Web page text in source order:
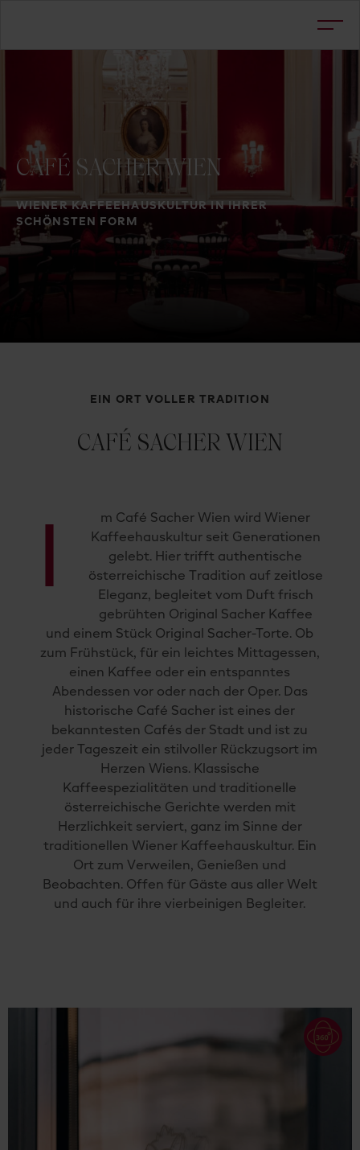
WIENER KAFFEEHAUSKULTUR IN IHRER
SCHÖNSTEN FORM
CAFÉ SACHER WIEN
EIN ORT VOLLER TRADITION
CAFÉ SACHER WIEN
I
m Café Sacher Wien wird Wiener
Kaffeehauskultur seit Generationen
gelebt. Hier trifft authentische
österreichische Tradition auf zeitlose
Eleganz, begleitet vom Duft frisch
gebrühten Original Sacher Kaffee
und einem Stück Original Sacher-Torte. Ob
zum Frühstück, für ein leichtes Mittagessen,
einen Kaffee oder ein entspanntes
Abendessen vor oder nach der Oper. Das
historische Café Sacher ist eines der
bekanntesten Cafés der Stadt und ist zu
jeder Tageszeit ein stilvoller Rückzugsort im
Herzen Wiens. Klassische
Kaffeespezialitäten und traditionelle
österreichische Gerichte werden mit
Herzlichkeit serviert, ganz im Sinne der
traditionellen Wiener Kaffeehauskultur. Ein
Ort zum Verweilen, Genießen und
Beobachten. Offen für Gäste aus aller Welt
und auch für ihre vierbeinigen Begleiter.